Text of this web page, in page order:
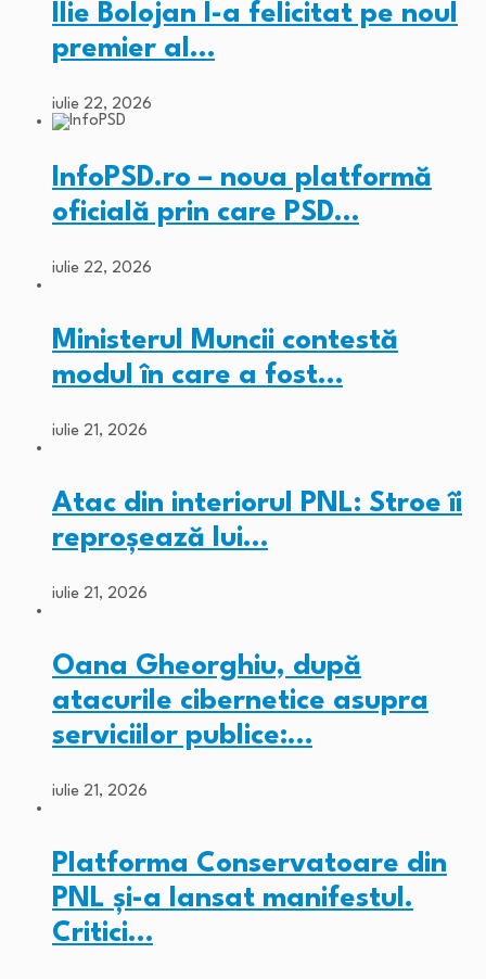
Ilie Bolojan l-a felicitat pe noul
premier al…
iulie 22, 2026
InfoPSD.ro – noua platformă
oficială prin care PSD…
iulie 22, 2026
Ministerul Muncii contestă
modul în care a fost…
iulie 21, 2026
Atac din interiorul PNL: Stroe îi
reproșează lui…
iulie 21, 2026
Oana Gheorghiu, după
atacurile cibernetice asupra
serviciilor publice:…
iulie 21, 2026
Platforma Conservatoare din
PNL și-a lansat manifestul.
Critici…